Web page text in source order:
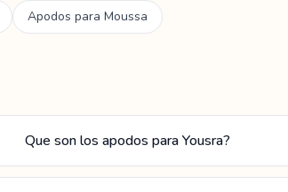
Apodos para Moussa
Que son los apodos para Yousra?